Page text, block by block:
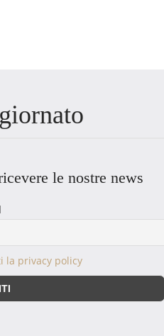
le nostre news
la privacy policy